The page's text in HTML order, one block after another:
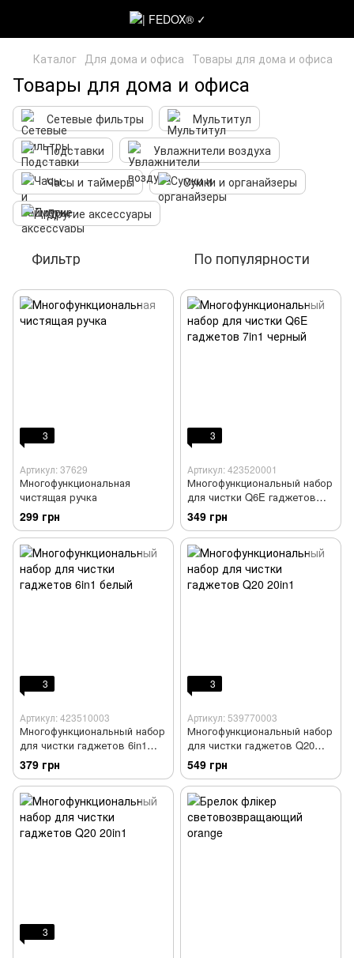
Каталог Для дома и офиса Товары для дома и офиса
Товары для дома и офиса
Сетевые фильтры
Мультитул
Подставки
Увлажнители воздуха
Часы и таймеры
Сумки и органайзеры
Другие аксессуары
Фильтр По популярности
3
Артикул: 37629
Многофункциональная
чистящая ручка
299 грн
3
Артикул: 423520001
Многофункциональный набор
для чистки Q6E гаджетов
7in1 черный
349 грн
3
Артикул: 423510003
Многофункциональный набор
для чистки гаджетов 6in1
белый
379 грн
3
Артикул: 539770003
Многофункциональный набор
для чистки гаджетов Q20
20in1
549 грн
3